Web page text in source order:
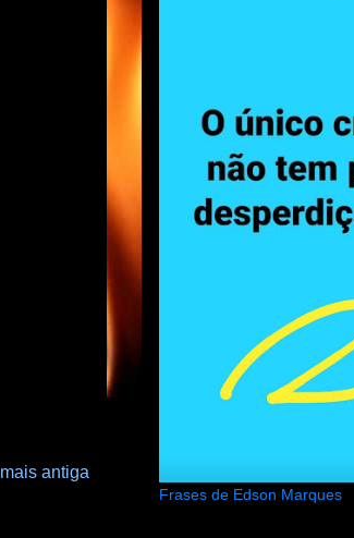
antiga
Frases de Edson Marques